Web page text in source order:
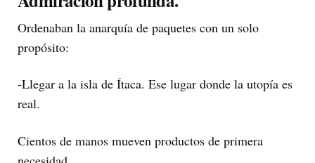
Ordenaban la anarquía de paquetes con un solo
propósito:
-Llegar a la isla de Ítaca. Ese lugar donde la utopía es
real.
Cientos de manos mueven productos de primera